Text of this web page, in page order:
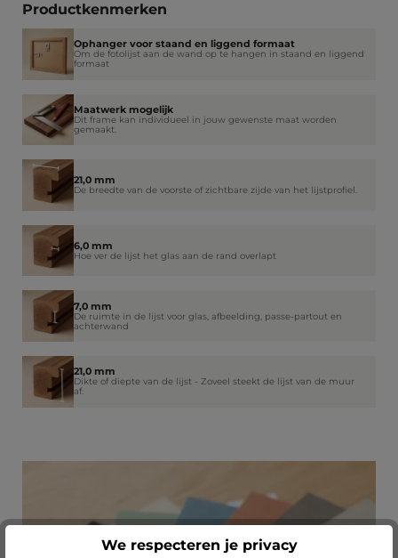
Productkenmerken
Ophanger voor staand en liggend formaat
Om de fotolijst aan de wand op te hangen in staand en liggend
formaat
Maatwerk mogelijk
Dit frame kan individueel in jouw gewenste maat worden
gemaakt.
21,0 mm
De breedte van de voorste of zichtbare zijde van het lijstprofiel.
6,0 mm
Hoe ver de lijst het glas aan de rand overlapt
7,0 mm
De ruimte in de lijst voor glas, afbeelding, passe-partout en
achterwand
21,0 mm
Dikte of diepte van de lijst - Zoveel steekt de lijst van de muur
af.
We respecteren je privacy